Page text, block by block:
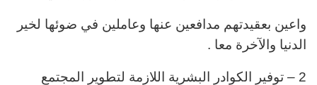
واعين بعقيدتهم مدافعين عنها وعاملين في ضوئها لخير
الدنيا والآخرة معا .
2 – توفير الكوادر البشرية اللازمة لتطوير المجتمع